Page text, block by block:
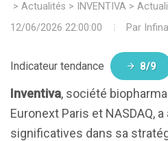
> Actualités > INVENTIVA >
12/06/2026 22:00:00
Par
Indicateur tendance 8/9
Inventiva, société
Euronext Paris et NASDAQ,
significatives dans sa